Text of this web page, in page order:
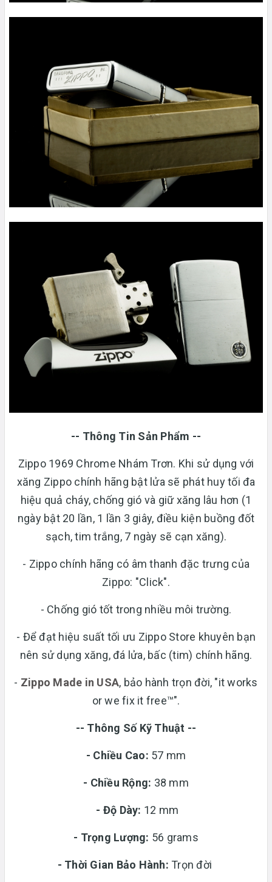
-- Thông Tin Sản Phẩm --
Zippo 1969 Chrome Nhám Trơn. Khi sử dụng với
xăng Zippo chính hãng bật lửa sẽ phát huy tối đa
hiệu quả cháy, chống gió và giữ xăng lâu hơn (1
ngày bật 20 lần, 1 lần 3 giây, điều kiện buồng đốt
sạch, tim trắng, 7 ngày sẽ cạn xăng).
- Zippo chính hãng có âm thanh đặc trưng của
Zippo: "Click".
- Chống gió tốt trong nhiều môi trường.
- Để đạt hiệu suất tối ưu Zippo Store khuyên bạn
nên sử dụng xăng, đá lửa, bấc (tim) chính hãng.
- Zippo Made in USA, bảo hành trọn đời, "it works
or we fix it free™".
-- Thông Số Kỹ Thuật --
- Chiều Cao: 57 mm
- Chiều Rộng: 38 mm
- Độ Dày: 12 mm
- Trọng Lượng: 56 grams
- Thời Gian Bảo Hành: Trọn đời